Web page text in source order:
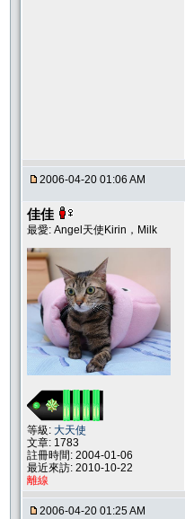
2006-04-20 01:06 AM
佳佳
最愛: Angel天使Kirin，Milk
等級: 大天使
文章: 1783
註冊時間: 2004-01-06
最近來訪: 2010-10-22
離線
2006-04-20 01:25 AM